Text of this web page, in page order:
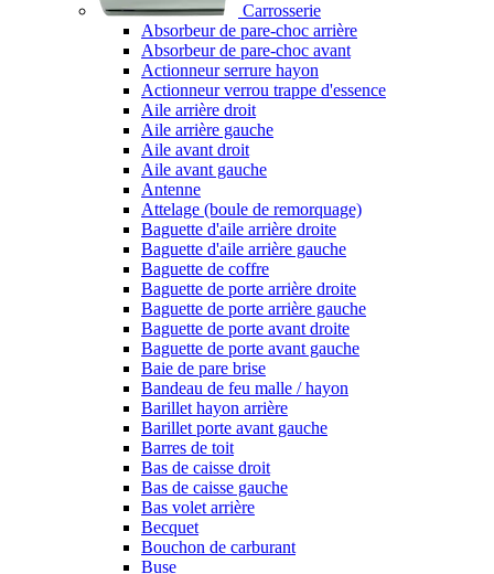
Carrosserie
Absorbeur de pare-choc arrière
Absorbeur de pare-choc avant
Actionneur serrure hayon
Actionneur verrou trappe d'essence
Aile arrière droit
Aile arrière gauche
Aile avant droit
Aile avant gauche
Antenne
Attelage (boule de remorquage)
Baguette d'aile arrière droite
Baguette d'aile arrière gauche
Baguette de coffre
Baguette de porte arrière droite
Baguette de porte arrière gauche
Baguette de porte avant droite
Baguette de porte avant gauche
Baie de pare brise
Bandeau de feu malle / hayon
Barillet hayon arrière
Barillet porte avant gauche
Barres de toit
Bas de caisse droit
Bas de caisse gauche
Bas volet arrière
Becquet
Bouchon de carburant
Buse